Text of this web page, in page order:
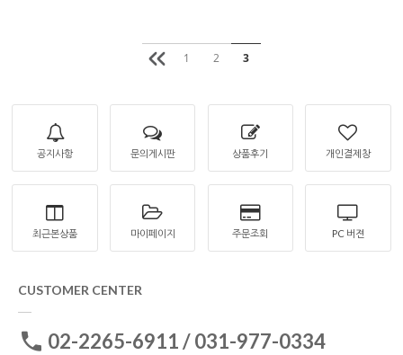
1 2 3
공지사항 문의게시판 상품후기 개인결제창
최근본상품 마이페이지 주문조회 PC 버젼
CUSTOMER CENTER
02-2265-6911 / 031-977-0334